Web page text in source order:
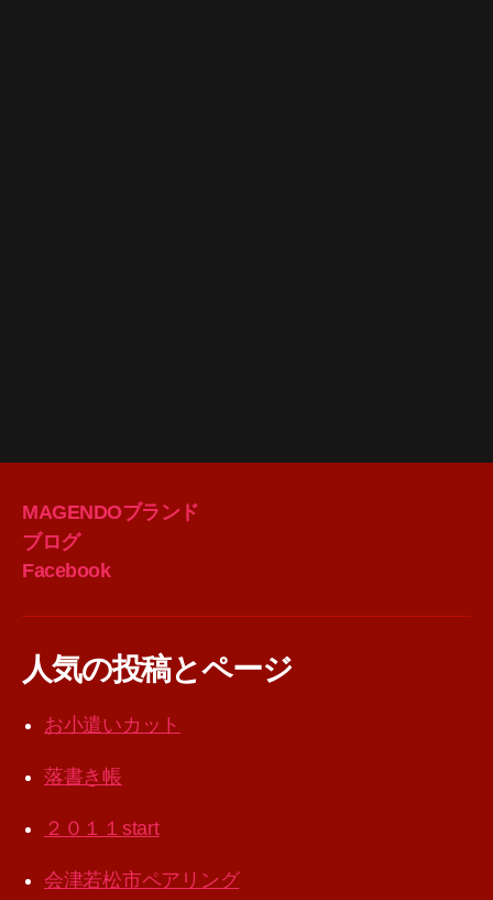
MAGENDOブランド
ブログ
Facebook
人気の投稿とページ
お小遣いカット
落書き帳
２０１１start
会津若松市ペアリング